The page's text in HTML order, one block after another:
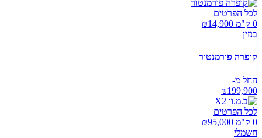
לכל הפרטים
0 ק"מ ₪
14,900
בנזין
קופרה פורמנטור
החל מ-
₪199,900
לכל הפרטים
0 ק"מ ₪
95,000
חשמלי